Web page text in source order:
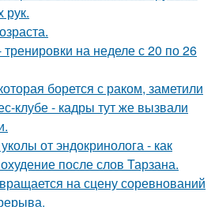
рук.
на неделе с 20 по 26
борется с раком, заметили
клубе - кадры тут же вызвали
от эндокринолога - как
после слов Тарзана.
на сцену соревнований